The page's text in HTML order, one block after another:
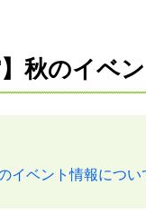
秋のイベ
イベント情報につい